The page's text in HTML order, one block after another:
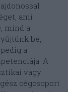
ami
mind a
be,
a
A
vagy
cégcsoport